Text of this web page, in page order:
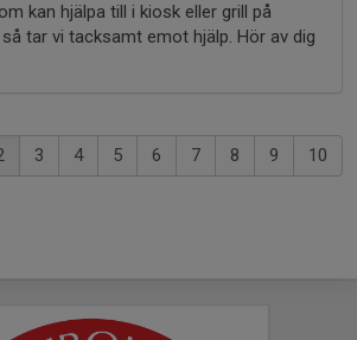
kan hjälpa till i kiosk eller grill på
tar vi tacksamt emot hjälp. Hör av dig
3 4 5 6 7 8 9 10